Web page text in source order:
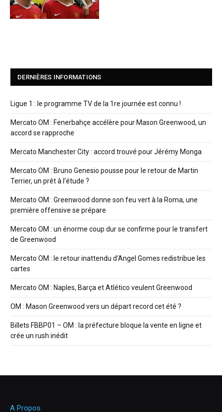
DERNIÈRES INFORMATIONS
Ligue 1 : le programme TV de la 1re journée est connu !
Mercato OM : Fenerbahçe accélère pour Mason Greenwood, un
accord se rapproche
Mercato Manchester City : accord trouvé pour Jérémy Monga
Mercato OM : Bruno Genesio pousse pour le retour de Martin
Terrier, un prêt à l’étude ?
Mercato OM : Greenwood donne son feu vert à la Roma, une
première offensive se prépare
Mercato OM : un énorme coup dur se confirme pour le transfert
de Greenwood
Mercato OM : le retour inattendu d’Angel Gomes redistribue les
cartes
Mercato OM : Naples, Barça et Atlético veulent Greenwood
OM : Mason Greenwood vers un départ record cet été ?
Billets FBBP01 – OM : la préfecture bloque la vente en ligne et
crée un rush inédit
A Propos